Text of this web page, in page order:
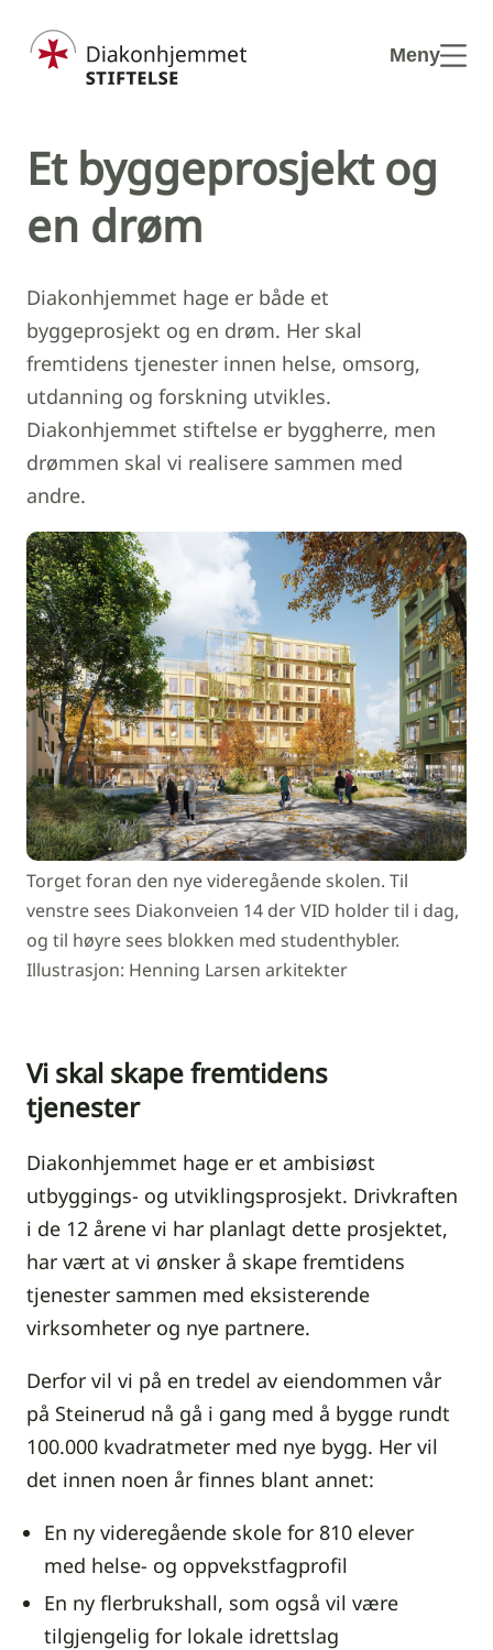
Meny
Et byggeprosjekt og
en drøm
Diakonhjemmet hage er både et
byggeprosjekt og en drøm. Her skal
fremtidens tjenester innen helse, omsorg,
utdanning og forskning utvikles.
Diakonhjemmet stiftelse er byggherre, men
drømmen skal vi realisere sammen med
andre.
Torget foran den nye videregående skolen. Til
venstre sees Diakonveien 14 der VID holder til i dag,
og til høyre sees blokken med studenthybler.
Illustrasjon: Henning Larsen arkitekter
Vi skal skape fremtidens
tjenester
Diakonhjemmet hage er et ambisiøst
utbyggings- og utviklingsprosjekt. Drivkraften
i de 12 årene vi har planlagt dette prosjektet,
har vært at vi ønsker å skape fremtidens
tjenester sammen med eksisterende
virksomheter og nye partnere.
Derfor vil vi på en tredel av eiendommen vår
på Steinerud nå gå i gang med å bygge rundt
100.000 kvadratmeter med nye bygg. Her vil
det innen noen år finnes blant annet:
En ny videregående skole for 810 elever
med helse- og oppvekstfagprofil
En ny flerbrukshall, som også vil være
tilgjengelig for lokale idrettslag